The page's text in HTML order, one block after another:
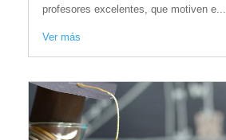
profesores excelentes, que motiven e...
Ver más